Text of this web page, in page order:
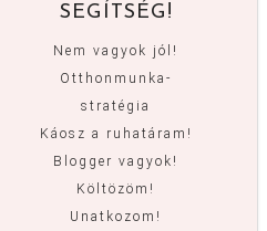
SEGÍTSÉG!
Nem vagyok jól!
Otthonmunka-
stratégia
Káosz a ruhatáram!
Blogger vagyok!
Költözöm!
Unatkozom!